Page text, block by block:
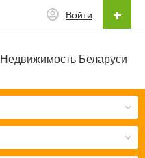
Недвижимость Беларуси
Войти